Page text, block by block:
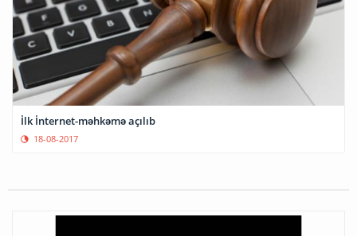
İlk İnternet-məhkəmə açılıb
18-08-2017